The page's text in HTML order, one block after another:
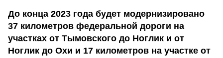
До конца 2023 года будет модернизировано
37 километров федеральной дороги на
участках от Тымовского до Ноглик и от
Ноглик до Охи и 17 километров на участке от